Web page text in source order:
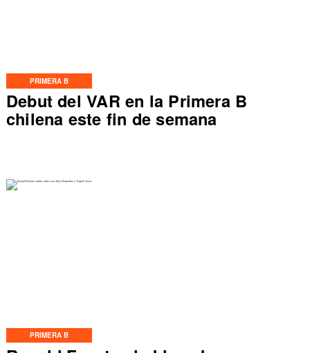
PRIMERA B
Debut del VAR en la Primera B
chilena este fin de semana
PRIMERA B